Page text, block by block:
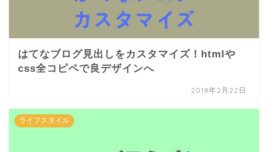
はてなブログ見出しをカスタマイズ！htmlや
css全コピペで良デザインへ
2018年2月22日
ライフスタイル